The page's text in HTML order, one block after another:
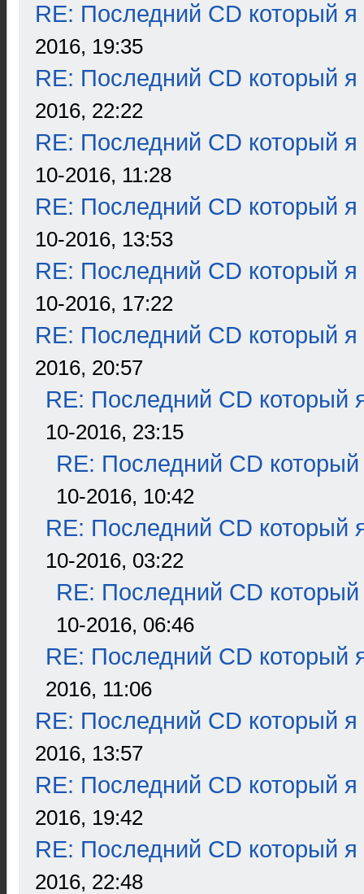
RE: Последний CD который я
2016, 19:35
RE: Последний CD который я
2016, 22:22
RE: Последний CD который я
10-2016, 11:28
RE: Последний CD который я
10-2016, 13:53
RE: Последний CD который я
10-2016, 17:22
RE: Последний CD который я
2016, 20:57
RE: Последний CD который
10-2016, 23:15
RE: Последний CD который
10-2016, 10:42
RE: Последний CD который
10-2016, 03:22
RE: Последний CD который
10-2016, 06:46
RE: Последний CD который
2016, 11:06
RE: Последний CD который я
2016, 13:57
RE: Последний CD который я
2016, 19:42
RE: Последний CD который я
2016, 22:48